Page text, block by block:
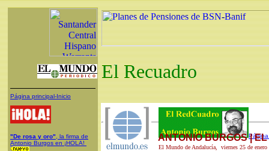
Página principal-Inicio
"De rosa y oro" , la firma de
Antonio Burgos en ¡HOLA!
El Recuadro
El Mundo de Andalucía, viernes 25 de enero
ANTONIO BURGOS |